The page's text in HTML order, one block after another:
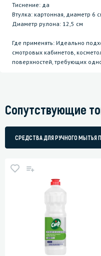
Тиснение: да
Втулка: картонная, диаметр 6
Диаметр рулона: 12,5 см
Где применять: Идеально
смотровых кабинетов,
поверхностей, требующих
Сопутствующие
СРЕДСТВА ДЛЯ РУЧНОГО МЫТЬЯ